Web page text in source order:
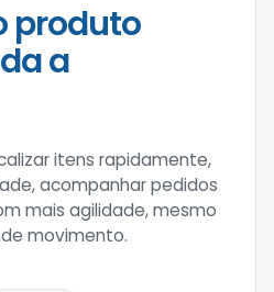
produto
a
itens rapidamente,
acompanhar pedidos
mais agilidade, mesmo
movimento.